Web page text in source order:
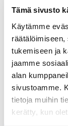
Tämä sivusto
Käytämme
tukemiseen ja
jaamme
alan
sivustoamme.
tietoja muihin
kerätty, kun
Töitämme
Tarinamme
Ihmiset
Ura
EN